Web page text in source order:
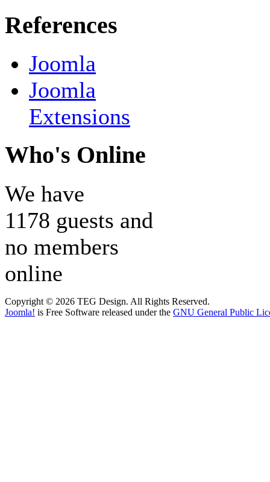
References
Joomla
Joomla
Extensions
Who's Online
We have
1178 guests and
no members
online
Copyright © 2026 TEG Design. All Rights Reserved.
Joomla! is Free Software released under the GNU General Public